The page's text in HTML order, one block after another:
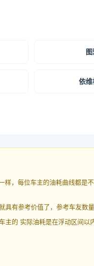
依
，每位车主的油耗曲线都是
有参考价值了，参考车友数量
的 实际油耗是在浮动区间以